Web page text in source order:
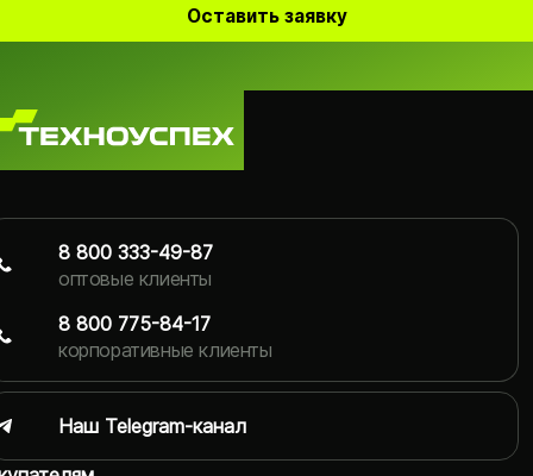
Оставить заявку
8 800 333-49-87
оптовые клиенты
8 800 775-84-17
корпоративные клиенты
Наш Telegram-канал